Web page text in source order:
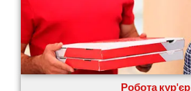
Коцюбинське
Конотоп
Коростень
Корсунь-Шевченківський